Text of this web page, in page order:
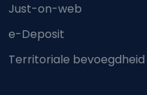
Just-on-web
e-Deposit
Territoriale bevoegdheid